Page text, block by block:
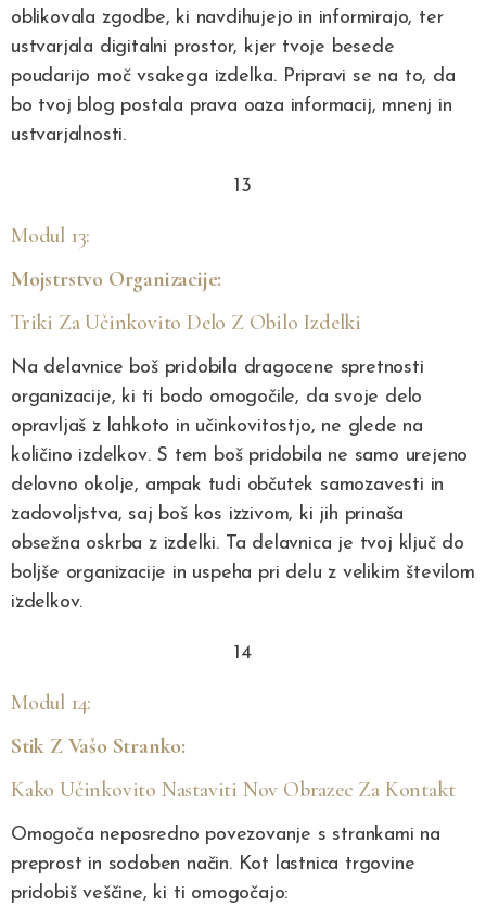
oblikovala zgodbe, ki navdihujejo in informirajo, ter
ustvarjala digitalni prostor, kjer tvoje besede
poudarijo moč vsakega izdelka. Pripravi se na to, da
bo tvoj blog postala prava oaza informacij, mnenj in
ustvarjalnosti.
13
Modul 13:
Mojstrstvo Organizacije:
Triki Za Učinkovito Delo Z Obilo Izdelki
Na delavnice boš pridobila dragocene spretnosti
organizacije, ki ti bodo omogočile, da svoje delo
opravljaš z lahkoto in učinkovitostjo, ne glede na
količino izdelkov. S tem boš pridobila ne samo urejeno
delovno okolje, ampak tudi občutek samozavesti in
zadovoljstva, saj boš kos izzivom, ki jih prinaša
obsežna oskrba z izdelki. Ta delavnica je tvoj ključ do
boljše organizacije in uspeha pri delu z velikim številom
izdelkov.
14
Modul 14:
Stik Z Vašo Stranko:
Kako Učinkovito Nastaviti Nov Obrazec Za Kontakt
Omogoča neposredno povezovanje s strankami na
preprost in sodoben način. Kot lastnica trgovine
pridobiš veščine, ki ti omogočajo: